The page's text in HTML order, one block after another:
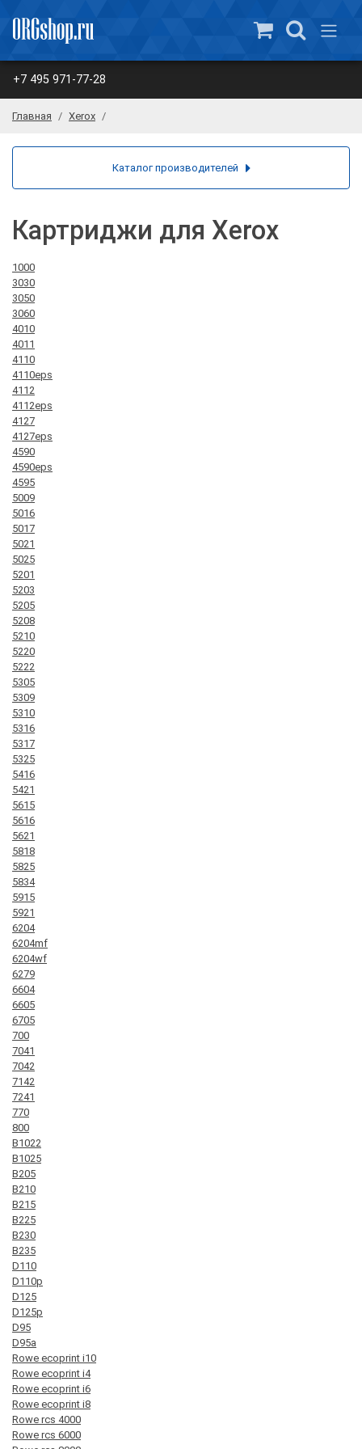
+7 495 971-77-28
Главная Xerox
Картриджи для Xerox
1000
3030
3050
3060
4010
4011
4110
4110eps
4112
4112eps
4127
4127eps
4590
4590eps
4595
5009
5016
5017
5021
5025
5201
5203
5205
5208
5210
5220
5222
5305
5309
5310
5316
5317
5325
5416
5421
5615
5616
5621
5818
5825
5834
5915
5921
6204
6204mf
6204wf
6279
6604
6605
6705
700
7041
7042
7142
7241
770
800
B1022
B1025
B205
B210
B215
B225
B230
B235
D110
D110p
D125
D125p
D95
D95a
Rowe ecoprint i10
Rowe ecoprint i4
Rowe ecoprint i6
Rowe ecoprint i8
Rowe rcs 4000
Rowe rcs 6000